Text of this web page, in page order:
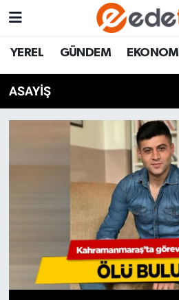
YEREL GÜNDEM EKONOMİ
ASAYİŞ